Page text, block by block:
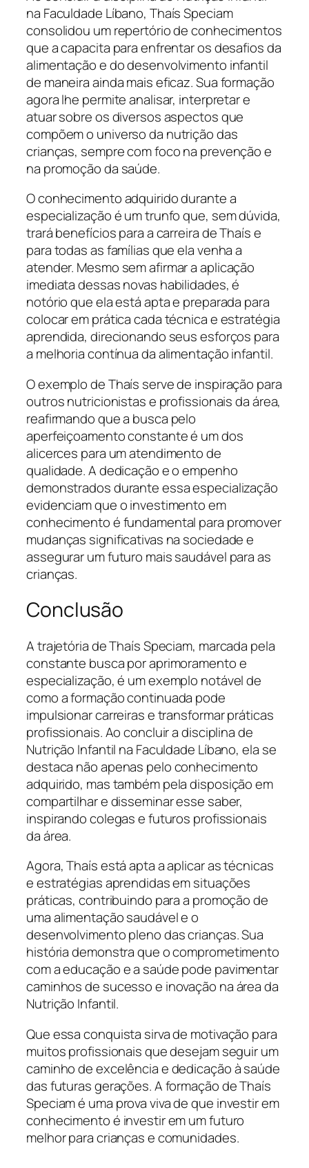
na Faculdade Líbano, Thaís Speciam
consolidou um repertório de conhecimentos
que a capacita para enfrentar os desafios da
alimentação e do desenvolvimento infantil
de maneira ainda mais eficaz. Sua formação
agora lhe permite analisar, interpretar e
atuar sobre os diversos aspectos que
compõem o universo da nutrição das
crianças, sempre com foco na prevenção e
na promoção da saúde.
O conhecimento adquirido durante a
especialização é um trunfo que, sem dúvida,
trará benefícios para a carreira de Thaís e
para todas as famílias que ela venha a
atender. Mesmo sem afirmar a aplicação
imediata dessas novas habilidades, é
notório que ela está apta e preparada para
colocar em prática cada técnica e estratégia
aprendida, direcionando seus esforços para
a melhoria contínua da alimentação infantil.
O exemplo de Thaís serve de inspiração para
outros nutricionistas e profissionais da área,
reafirmando que a busca pelo
aperfeiçoamento constante é um dos
alicerces para um atendimento de
qualidade. A dedicação e o empenho
demonstrados durante essa especialização
evidenciam que o investimento em
conhecimento é fundamental para promover
mudanças significativas na sociedade e
assegurar um futuro mais saudável para as
crianças.
Conclusão
A trajetória de Thaís Speciam, marcada pela
constante busca por aprimoramento e
especialização, é um exemplo notável de
como a formação continuada pode
impulsionar carreiras e transformar práticas
profissionais. Ao concluir a disciplina de
Nutrição Infantil na Faculdade Líbano, ela se
destaca não apenas pelo conhecimento
adquirido, mas também pela disposição em
compartilhar e disseminar esse saber,
inspirando colegas e futuros profissionais
da área.
Agora, Thaís está apta a aplicar as técnicas
e estratégias aprendidas em situações
práticas, contribuindo para a promoção de
uma alimentação saudável e o
desenvolvimento pleno das crianças. Sua
história demonstra que o comprometimento
com a educação e a saúde pode pavimentar
caminhos de sucesso e inovação na área da
Nutrição Infantil.
Que essa conquista sirva de motivação para
muitos profissionais que desejam seguir um
caminho de excelência e dedicação à saúde
das futuras gerações. A formação de Thaís
Speciam é uma prova viva de que investir em
conhecimento é investir em um futuro
melhor para crianças e comunidades.